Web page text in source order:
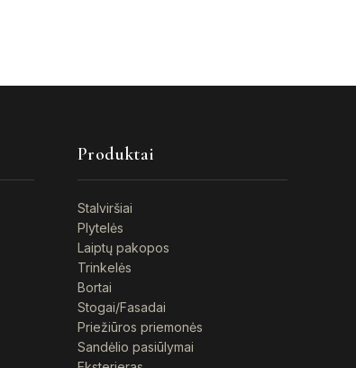
Produktai
Stalviršiai
Plytelės
Laiptų pakopos
Trinkelės
Bortai
Stogai/Fasadai
Priežiūros priemonės
Sandėlio pasiūlymai